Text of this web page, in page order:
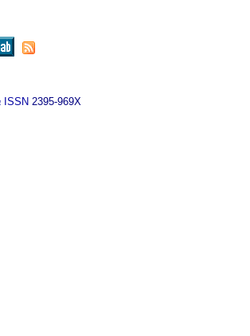
ISSN 2395-969X